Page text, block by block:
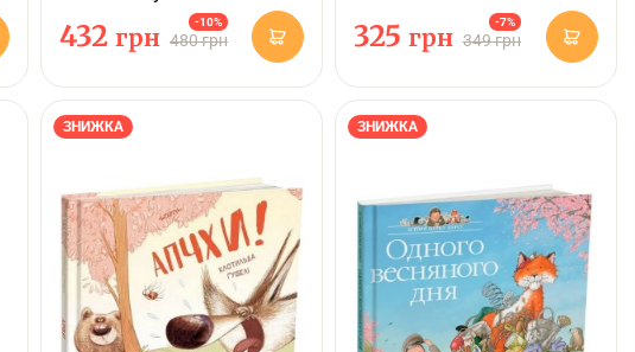
480 грн
-10%
432 грн 349 грн
-7%
325 грн
ЗНИЖКА ЗНИЖКА